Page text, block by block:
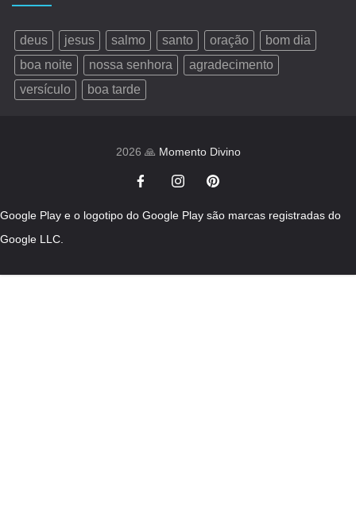
deus jesus salmo santo oração
bom dia
boa noite
nossa senhora
agradecimento
versículo
boa tarde
2026 🙏 Momento Divino
Google Play e o logotipo do Google Play são marcas registradas do
Google LLC.